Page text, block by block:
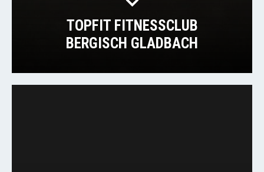
TOPFIT FITNESSCLUB
BERGISCH GLADBACH